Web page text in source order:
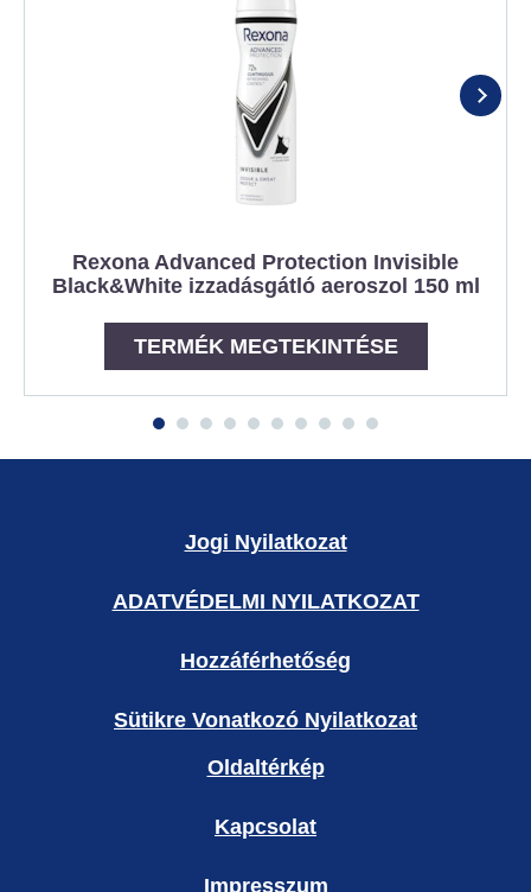
Rexona Advanced Protection Invisible
Black&White izzadásgátló aeroszol 150 ml
TERMÉK MEGTEKINTÉSE
Jogi Nyilatkozat
ADATVÉDELMI NYILATKOZAT
Hozzáférhetőség
Sütikre Vonatkozó Nyilatkozat
Oldaltérkép
Kapcsolat
Impresszum